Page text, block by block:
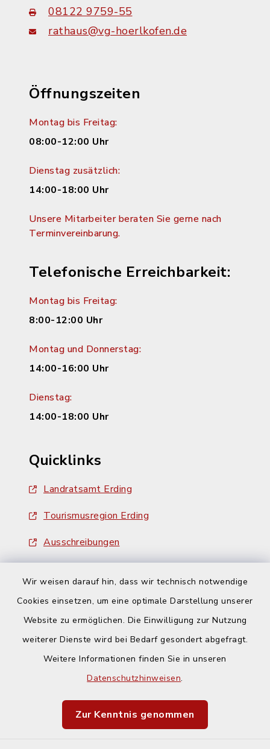
Wir weisen darauf hin, dass wir technisch notwendige
Cookies einsetzen, um eine optimale Darstellung unserer
Website zu ermöglichen. Die Einwilligung zur Nutzung
weiterer Dienste wird bei Bedarf gesondert abgefragt.
Weitere Informationen finden Sie in unseren
Datenschutzhinweisen.
Zur Kenntnis genommen
08122 9759-55
rathaus@vg-hoerlkofen.de
Öffnungszeiten
Montag bis Freitag:
08:00-12:00 Uhr
Dienstag zusätzlich:
14:00-18:00 Uhr
Unsere Mitarbeiter beraten Sie gerne nach
Terminvereinbarung.
Telefonische Erreichbarkeit:
Montag bis Freitag:
8:00-12:00 Uhr
Montag und Donnerstag:
14:00-16:00 Uhr
Dienstag:
14:00-18:00 Uhr
Quicklinks
Landratsamt Erding
Tourismusregion Erding
Ausschreibungen
Barrierefreiheit
Impressum